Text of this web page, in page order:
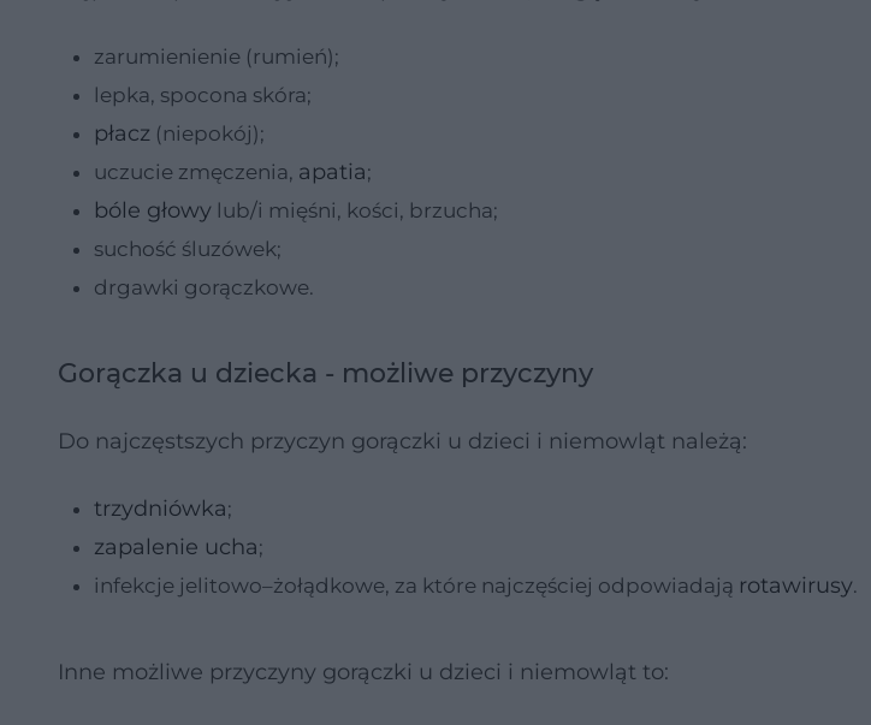
zarumienienie (rumień);
lepka, spocona skóra;
płacz (niepokój);
uczucie zmęczenia, apatia;
bóle głowy lub/i mięśni, kości, brzucha;
suchość śluzówek;
drgawki gorączkowe.
Gorączka u dziecka - możliwe przyczyny
Do najczęstszych przyczyn gorączki u dzieci i niemowląt należą:
trzydniówka;
zapalenie ucha;
infekcje jelitowo–żołądkowe, za które najczęściej odpowiadają rotawirusy.
Inne możliwe przyczyny gorączki u dzieci i niemowląt to: